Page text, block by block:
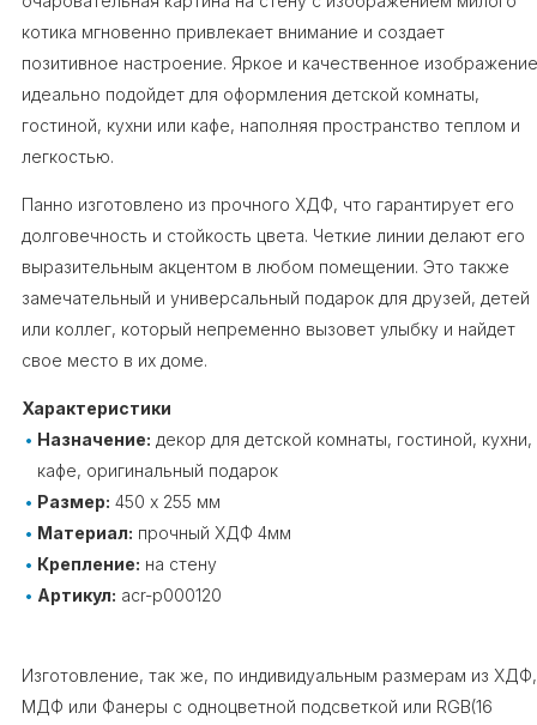
котика мгновенно привлекает внимание и создает
позитивное настроение. Яркое и качественное изображение
идеально подойдет для оформления детской комнаты,
гостиной, кухни или кафе, наполняя пространство теплом и
легкостью.
Панно изготовлено из прочного ХДФ, что гарантирует его
долговечность и стойкость цвета. Четкие линии делают его
выразительным акцентом в любом помещении. Это также
замечательный и универсальный подарок для друзей, детей
или коллег, который непременно вызовет улыбку и найдет
свое место в их доме.
Характеристики
Назначение: декор для детской комнаты, гостиной, кухни,
кафе, оригинальный подарок
Размер: 450 х 255 мм
Материал: прочный ХДФ 4мм
Крепление: на стену
Артикул: acr-p000120
Изготовление, так же, по индивидуальным размерам из ХДФ,
МДФ или Фанеры с одноцветной подсветкой или RGB(16